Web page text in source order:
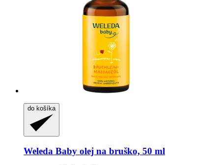
do košíka
Weleda Baby olej na bruško, 50 ml